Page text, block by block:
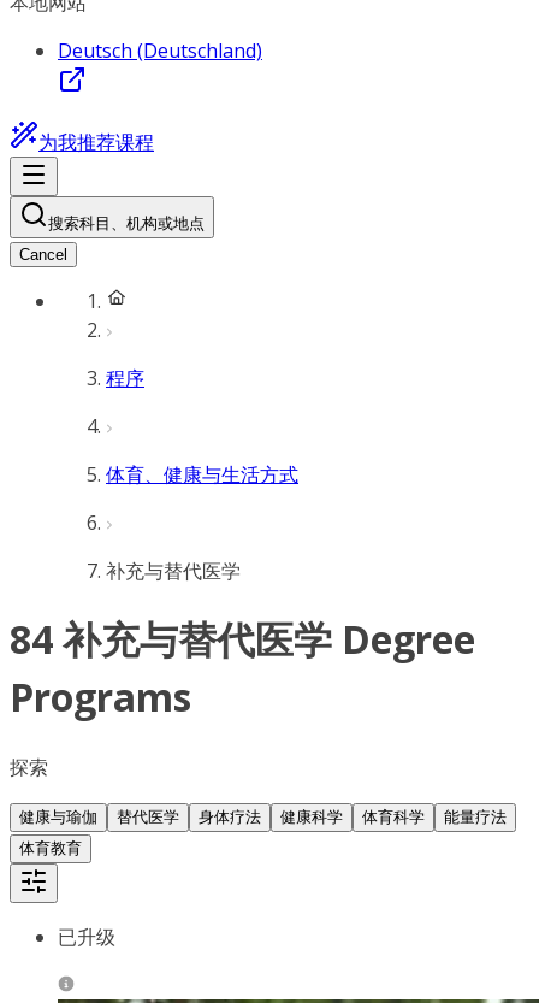
Deutsch (Deutschland)
为我推荐课程
搜索科目、机构或地点
Cancel
程序
体育、健康与生活方式
补充与替代医学
84 补充与替代医学 Degree
Programs
探索
健康与瑜伽 替代医学 身体疗法 健康科学 体育科学
能量疗法
体育教育
已升级